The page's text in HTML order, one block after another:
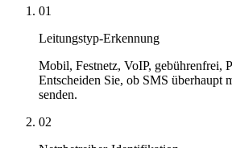
01
Leitungstyp-Erkennung
Mobil, Festnetz, VoIP, gebührenfrei,
Entscheiden Sie, ob SMS überhaupt
senden.
02